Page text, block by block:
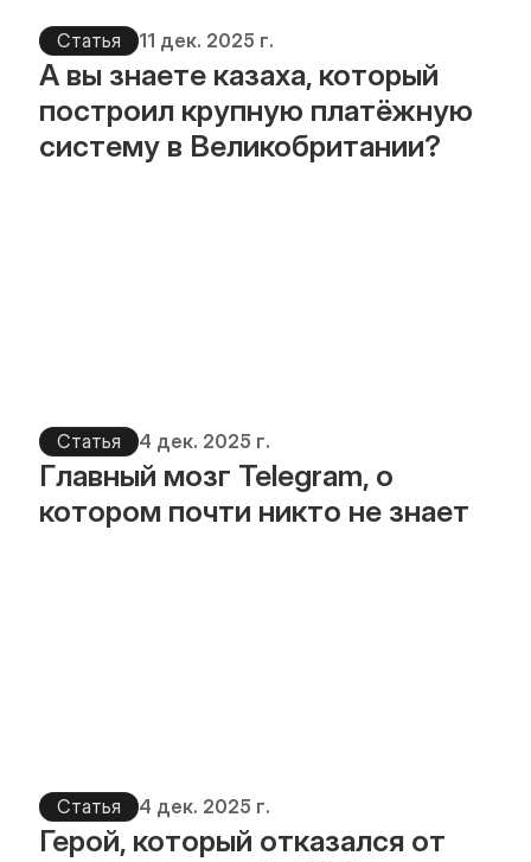
Статья 11 дек. 2025 г.
А вы знаете казаха, который
построил крупную платёжную
систему в Великобритании?
Статья 4 дек. 2025 г.
Главный мозг Telegram, о
котором почти никто не знает
Статья 4 дек. 2025 г.
Герой, который отказался от